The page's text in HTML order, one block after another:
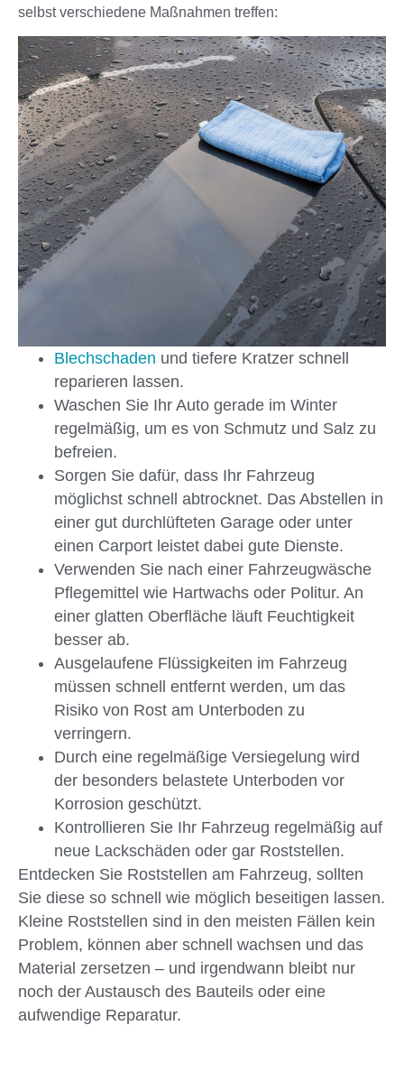
selbst verschiedene Maßnahmen treffen:
Blechschaden und tiefere Kratzer schnell
reparieren lassen.
Waschen Sie Ihr Auto gerade im Winter
regelmäßig, um es von Schmutz und Salz zu
befreien.
Sorgen Sie dafür, dass Ihr Fahrzeug
möglichst schnell abtrocknet. Das Abstellen in
einer gut durchlüfteten Garage oder unter
einen Carport leistet dabei gute Dienste.
Verwenden Sie nach einer Fahrzeugwäsche
Pflegemittel wie Hartwachs oder Politur. An
einer glatten Oberfläche läuft Feuchtigkeit
besser ab.
Ausgelaufene Flüssigkeiten im Fahrzeug
müssen schnell entfernt werden, um das
Risiko von Rost am Unterboden zu
verringern.
Durch eine regelmäßige Versiegelung wird
der besonders belastete Unterboden vor
Korrosion geschützt.
Kontrollieren Sie Ihr Fahrzeug regelmäßig auf
neue Lackschäden oder gar Roststellen.
Entdecken Sie Roststellen am Fahrzeug, sollten
Sie diese so schnell wie möglich beseitigen lassen.
Kleine Roststellen sind in den meisten Fällen kein
Problem, können aber schnell wachsen und das
Material zersetzen – und irgendwann bleibt nur
noch der Austausch des Bauteils oder eine
aufwendige Reparatur.